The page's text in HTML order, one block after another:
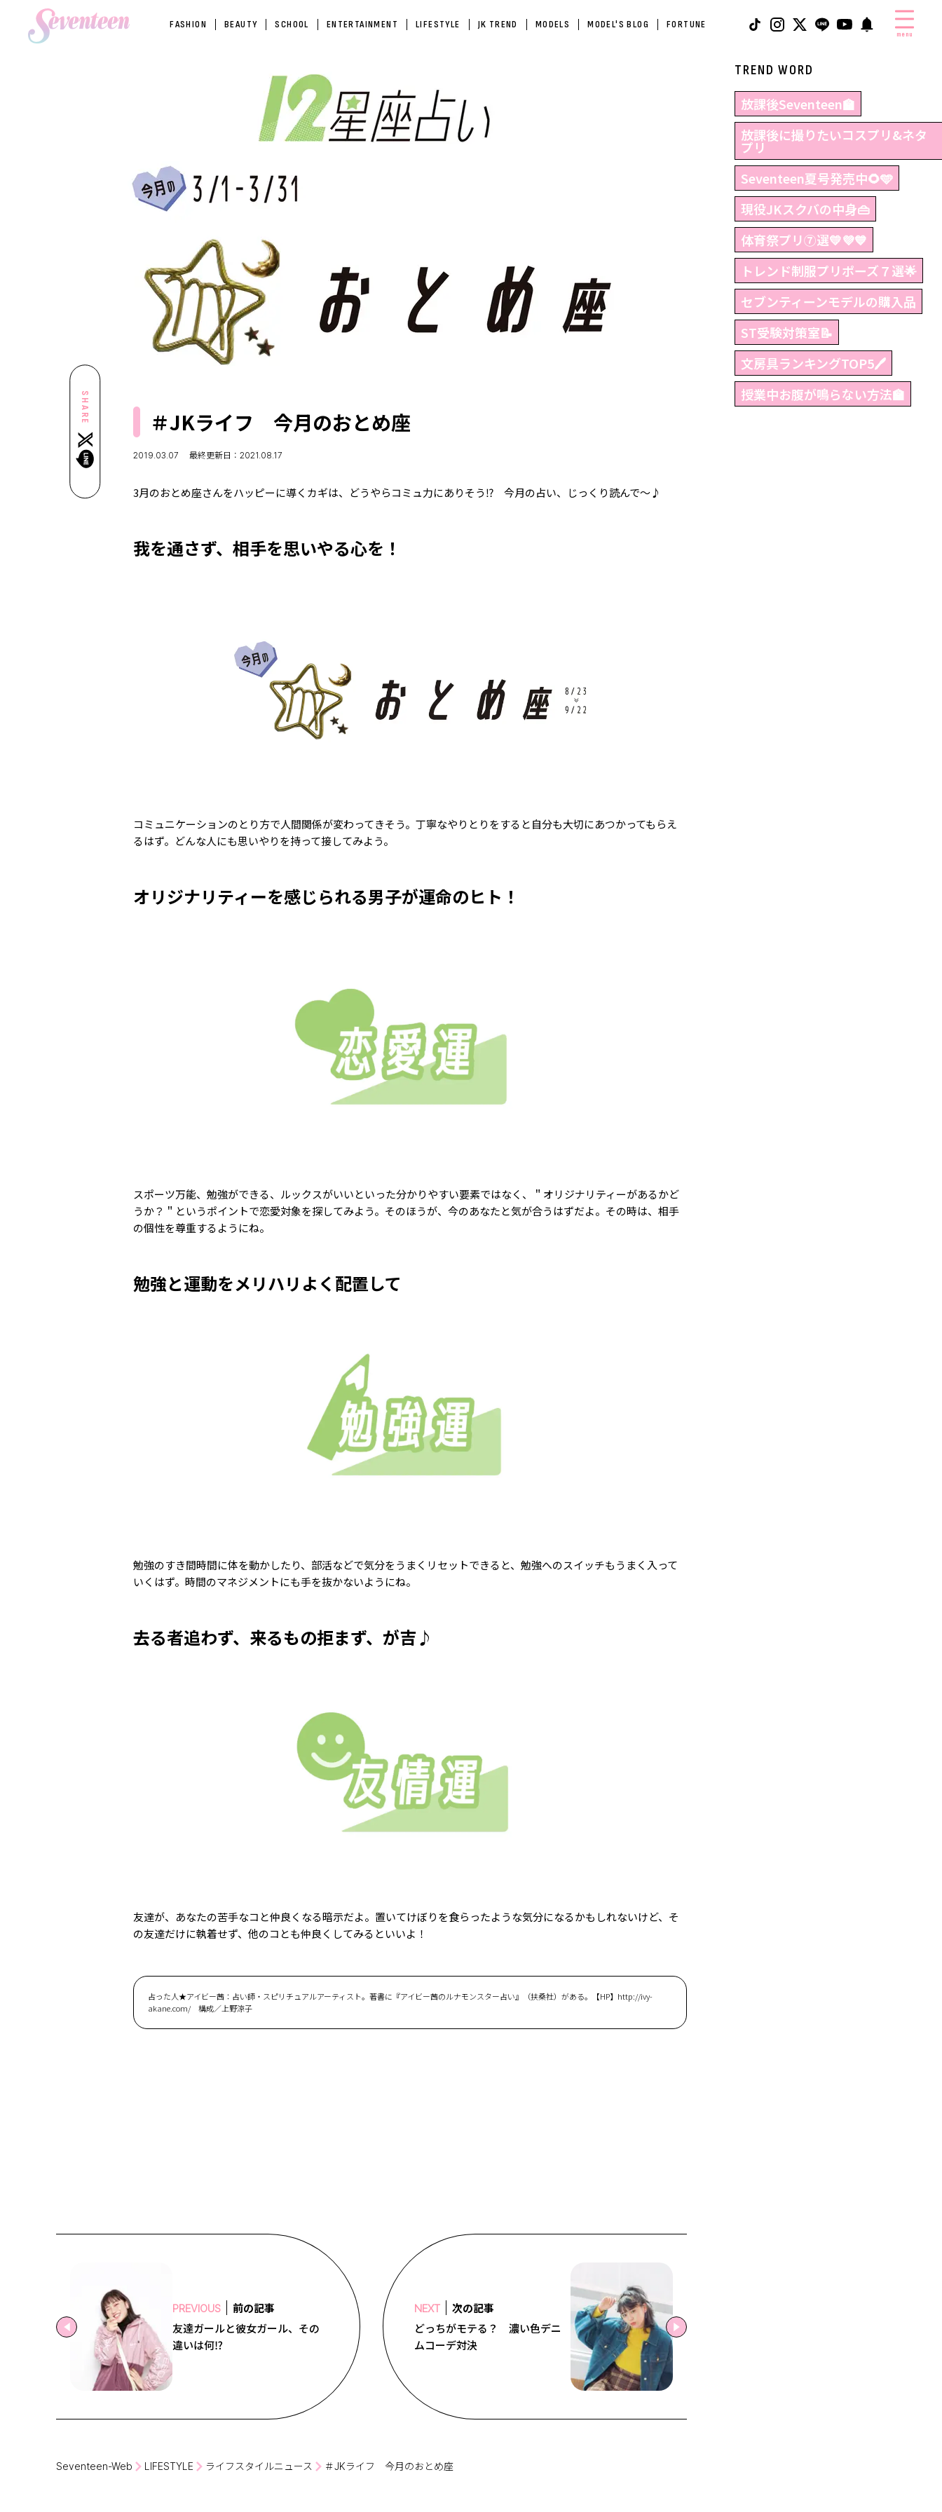
FASHION BEAUTY SCHOOL ENTERTAINMENT LIFESTYLE JK TREND MODELS MODEL'S BLOG FORTUNE
menu
SHARE ＃JKライフ 今月のおとめ座
2019.03.07 最終更新日：2021.08.17
3月のおとめ座さんをハッピーに導くカギは、どうやらコミュ力にありそう⁉ 今月の占い、じっくり読んで～♪
我を通さず、相手を思いやる心を！
コミュニケーションのとり方で人間関係が変わってきそう。丁寧なやりとりをすると自分も大切にあつかってもらえ
るはず。どんな人にも思いやりを持って接してみよう。
オリジナリティーを感じられる男子が運命のヒト！
スポーツ万能、勉強ができる、ルックスがいいといった分かりやすい要素ではなく、＂オリジナリティーがあるかど
うか？＂というポイントで恋愛対象を探してみよう。そのほうが、今のあなたと気が合うはずだよ。その時は、相手
の個性を尊重するようにね。
勉強と運動をメリハリよく配置して
勉強のすき間時間に体を動かしたり、部活などで気分をうまくリセットできると、勉強へのスイッチもうまく入って
いくはず。時間のマネジメントにも手を抜かないようにね。
去る者追わず、来るもの拒まず、が吉♪
友達が、あなたの苦手なコと仲良くなる暗示だよ。置いてけぼりを食らったような気分になるかもしれないけど、そ
の友達だけに執着せず、他のコとも仲良くしてみるといいよ！
占った人★アイビー茜：占い師・スピリチュアルアーティスト。著書に『アイビー茜のルナモンスター占い』（扶桑社）がある。【HP】http://ivy-
akane.com/ 構成／上野涼子
PREVIOUS
前の記事
友達ガールと彼女ガール、その
違いは何⁉
NEXT
次の記事
どっちがモテる？ 濃い色デニ
ムコーデ対決
TREND WORD
放課後Seventeen🏫
放課後に撮りたいコスプリ&ネタ
プリ
Seventeen夏号発売中🌻🩵
現役JKスクバの中身👜
体育祭プリ⑦選💛💜💙
トレンド制服プリポーズ７選🌟
セブンティーンモデルの購入品
ST受験対策室📝
文房具ランキングTOP5🖊
授業中お腹が鳴らない方法🏫
Seventeen-Web LIFESTYLE ライフスタイルニュース ＃JKライフ 今月のおとめ座